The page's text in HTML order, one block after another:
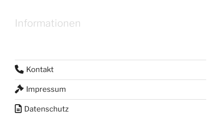
Informationen
Kontakt
Impressum
Datenschutz